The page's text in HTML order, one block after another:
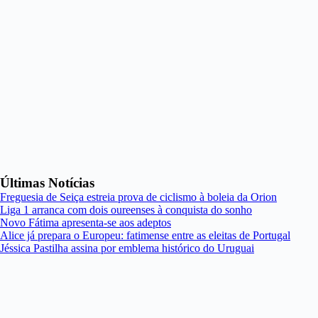
Últimas Notícias
Freguesia de Seiça estreia prova de ciclismo à boleia da Orion
Liga 1 arranca com dois oureenses à conquista do sonho
Novo Fátima apresenta-se aos adeptos
Alice já prepara o Europeu: fatimense entre as eleitas de Portugal
Jéssica Pastilha assina por emblema histórico do Uruguai